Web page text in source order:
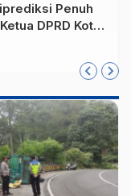
Penuh
DPRD Kota
Percepat